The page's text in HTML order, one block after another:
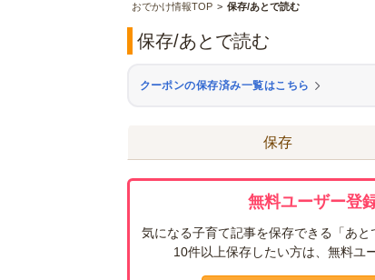
おでかけ情報TOP 保存/あとで読む
保存/あとで読む
クーポンの保存済み一覧はこちら
保存
無料ユーザー登
気になる子育て記事を保存できる「あ
10件以上保存したい方は、無料ユ